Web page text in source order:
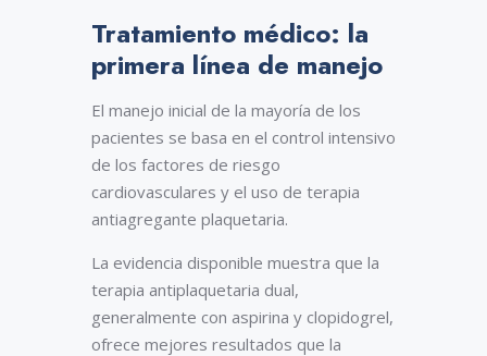
Tratamiento médico: la
primera línea de manejo
El manejo inicial de la mayoría de los
pacientes se basa en el control intensivo
de los factores de riesgo
cardiovasculares y el uso de terapia
antiagregante plaquetaria.
La evidencia disponible muestra que la
terapia antiplaquetaria dual,
generalmente con aspirina y clopidogrel,
ofrece mejores resultados que la